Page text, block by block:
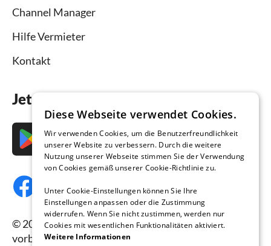
Channel Manager
Hilfe Vermieter
Kontakt
Jetzt die App downloaden
© 2026 Ferienhausmiete.de, alle Rechte
vorbehalten.
Diese Webseite verwendet Cookies.
Wir verwenden Cookies, um die Benutzerfreundlichkeit
unserer Website zu verbessern. Durch die weitere
Nutzung unserer Webseite stimmen Sie der Verwendung
von Cookies gemäß unserer Cookie-Richtlinie zu.
Unter Cookie-Einstellungen können Sie Ihre
Einstellungen anpassen oder die Zustimmung
widerrufen. Wenn Sie nicht zustimmen, werden nur
Cookies mit wesentlichen Funktionalitäten aktiviert.
Weitere Informationen